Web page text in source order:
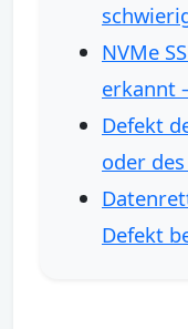
NVMe
erkannt
Defekt
oder
Defekt